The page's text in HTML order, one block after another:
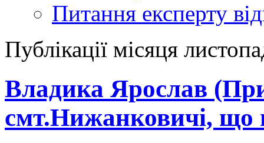
Питання експерту
Публікації місяця
Владика Ярослав
смт.Нижанковичі, що